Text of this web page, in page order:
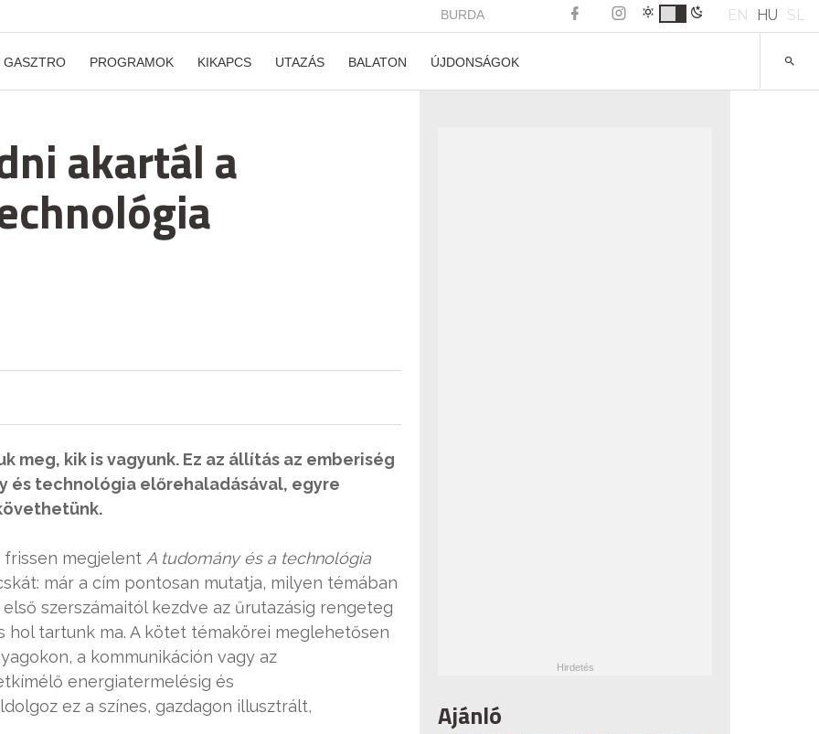
BURDA EN HU SL
GASZTRO PROGRAMOK KIKAPCS UTAZÁS BALATON ÚJDONSÁGOK
akartál a
kik is vagyunk. Ez az állítás az emberiség
és technológia előrehaladásával, egyre
frissen megjelent A tudomány és a technológia
már a cím pontosan mutatja, milyen témában
szerszámaitól kezdve az űrutazásig rengeteg
tartunk ma. A kötet témakörei meglehetősen
a kommunikáción vagy az
energiatermelésig és
ez a színes, gazdagon illusztrált,
Ajánló